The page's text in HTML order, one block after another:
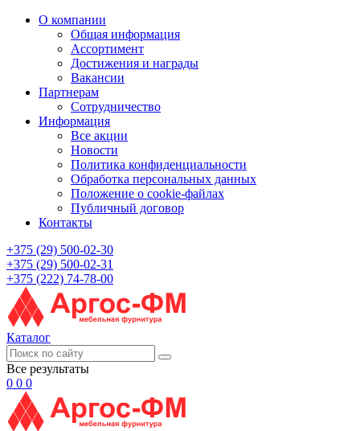
О компании
Общая информация
Ассортимент
Достижения и награды
Вакансии
Партнерам
Сотрудничество
Информация
Все акции
Новости
Политика конфиденциальности
Обработка персональных данных
Положение о cookie-файлах
Публичный договор
Контакты
+375 (29) 500-02-30
+375 (29) 500-02-31
+375 (222) 74-78-00
Каталог
Все результаты
0 0 0